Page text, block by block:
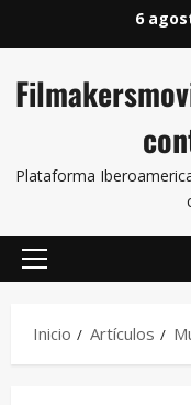
6
Plataforma
Inicio Artículos